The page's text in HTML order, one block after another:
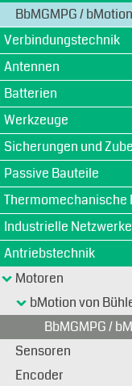
BbMGMPG /
Verbindungstechnik
Antennen
Batterien
Werkzeuge
Sicherungen und
Passive Bauteile
Thermomechanische
Industrielle Netzwerke
Antriebstechnik
Motoren
bMotion von
BbMGMPG /
Sensoren
Encoder